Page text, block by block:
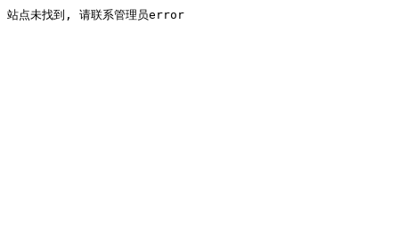
站点未找到, 请联系管理员error